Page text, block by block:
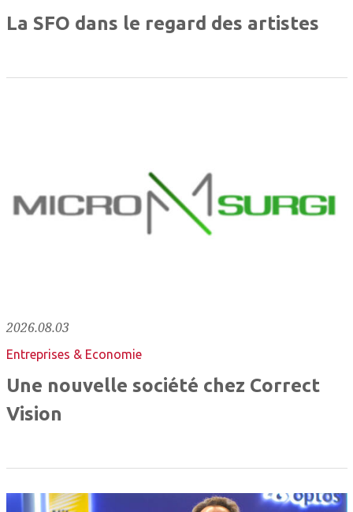
La SFO dans le regard des artistes
2026.08.03
Entreprises & Economie
Une nouvelle société chez Correct
Vision